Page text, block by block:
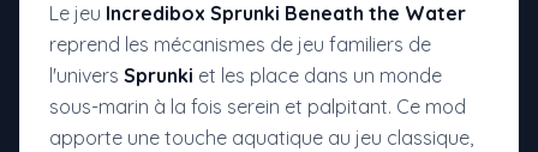
Le jeu Incredibox Sprunki Beneath the Water
reprend les mécanismes de jeu familiers de
l'univers Sprunki et les place dans un monde
sous-marin à la fois serein et palpitant. Ce mod
apporte une touche aquatique au jeu classique,